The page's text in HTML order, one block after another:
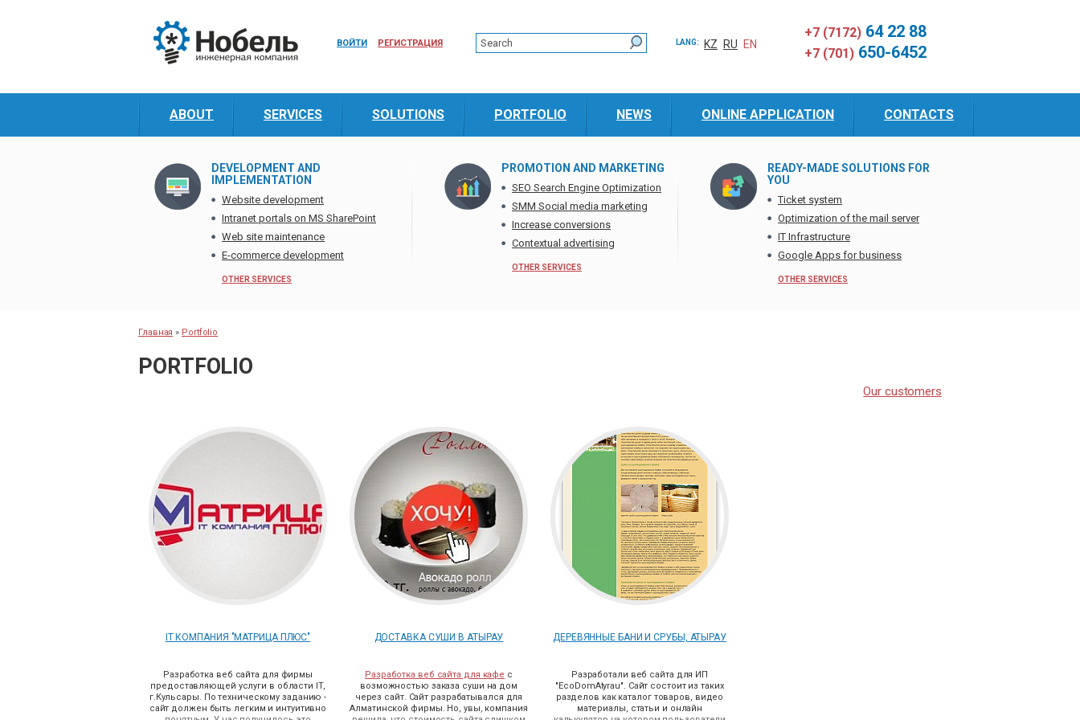
ABOUT SERVICES SOLUTIONS PORTFOLIO NEWS ONLINE APPLICATION CONTACTS
ВОЙТИ РЕГИСТРАЦИЯ LANG: KZ RU EN
+7 (7172) 64 22 88
+7 (701) 650-6452
DEVELOPMENT AND
IMPLEMENTATION
Website development
Intranet portals on MS SharePoint
Web site maintenance
E-commerce development
OTHER SERVICES
PROMOTION AND MARKETING
SEO Search Engine Optimization
SMM Social media marketing
Increase conversions
Contextual advertising
OTHER SERVICES
READY-MADE SOLUTIONS FOR
YOU
Ticket system
Optimization of the mail server
IT Infrastructure
Google Apps for business
OTHER SERVICES
Главная » Portfolio
PORTFOLIO
Our customers
IT КОМПАНИЯ "МАТРИЦА ПЛЮС"
Разработка веб сайта для фирмы
предоставляющей услуги в области IT,
г.Кульсары. По техническому заданию -
сайт должен быть легким и интуитивно
ДОСТАВКА СУШИ В АТЫРАУ
Разработка веб сайта для кафе с
возможностью заказа суши на дом
через сайт. Сайт разрабатывался для
Алматинской фирмы. Но, увы, компания
ДЕРЕВЯННЫЕ БАНИ И СРУБЫ, АТЫРАУ
Разработали веб сайта для ИП
"EcoDomAtyrau". Сайт состоит из таких
разделов как каталог товаров, видео
материалы, статьи и онлайн